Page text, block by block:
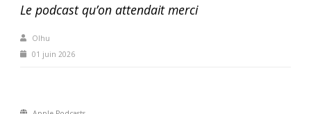
Le podcast qu’on attendait merci
Olhu
01 juin 2026